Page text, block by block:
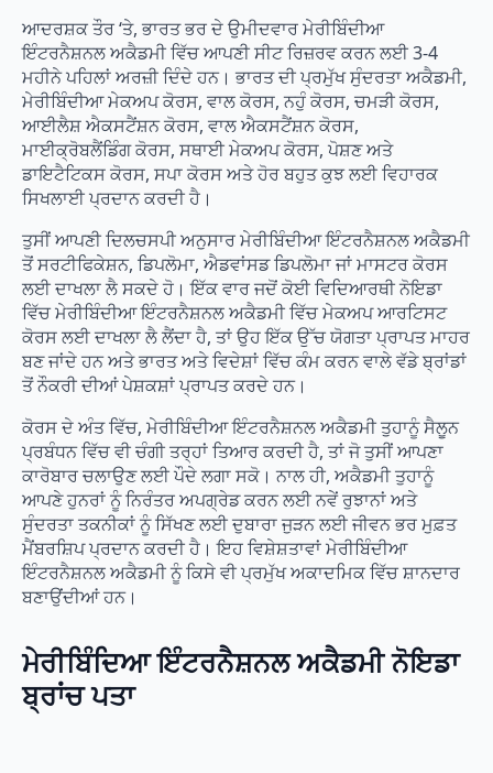
ਆਦਰਸ਼ਕ ਤੌਰ ‘ਤੇ, ਭਾਰਤ ਭਰ ਦੇ ਉਮੀਦਵਾਰ ਮੇਰੀਬਿੰਦੀਆ
ਇੰਟਰਨੈਸ਼ਨਲ ਅਕੈਡਮੀ ਵਿੱਚ ਆਪਣੀ ਸੀਟ ਰਿਜ਼ਰਵ ਕਰਨ ਲਈ 3-4
ਮਹੀਨੇ ਪਹਿਲਾਂ ਅਰਜ਼ੀ ਦਿੰਦੇ ਹਨ। ਭਾਰਤ ਦੀ ਪ੍ਰਮੁੱਖ ਸੁੰਦਰਤਾ ਅਕੈਡਮੀ,
ਮੇਰੀਬਿੰਦੀਆ ਮੇਕਅਪ ਕੋਰਸ, ਵਾਲ ਕੋਰਸ, ਨਹੁੰ ਕੋਰਸ, ਚਮੜੀ ਕੋਰਸ,
ਆਈਲੈਸ਼ ਐਕਸਟੈਂਸ਼ਨ ਕੋਰਸ, ਵਾਲ ਐਕਸਟੈਂਸ਼ਨ ਕੋਰਸ,
ਮਾਈਕ੍ਰੋਬਲੈਂਡਿੰਗ ਕੋਰਸ, ਸਥਾਈ ਮੇਕਅਪ ਕੋਰਸ, ਪੋਸ਼ਣ ਅਤੇ
ਡਾਇਟੈਟਿਕਸ ਕੋਰਸ, ਸਪਾ ਕੋਰਸ ਅਤੇ ਹੋਰ ਬਹੁਤ ਕੁਝ ਲਈ ਵਿਹਾਰਕ
ਸਿਖਲਾਈ ਪ੍ਰਦਾਨ ਕਰਦੀ ਹੈ।
ਤੁਸੀਂ ਆਪਣੀ ਦਿਲਚਸਪੀ ਅਨੁਸਾਰ ਮੇਰੀਬਿੰਦੀਆ ਇੰਟਰਨੈਸ਼ਨਲ ਅਕੈਡਮੀ
ਤੋਂ ਸਰਟੀਫਿਕੇਸ਼ਨ, ਡਿਪਲੋਮਾ, ਐਡਵਾਂਸਡ ਡਿਪਲੋਮਾ ਜਾਂ ਮਾਸਟਰ ਕੋਰਸ
ਲਈ ਦਾਖਲਾ ਲੈ ਸਕਦੇ ਹੋ। ਇੱਕ ਵਾਰ ਜਦੋਂ ਕੋਈ ਵਿਦਿਆਰਥੀ ਨੋਇਡਾ
ਵਿੱਚ ਮੇਰੀਬਿੰਦੀਆ ਇੰਟਰਨੈਸ਼ਨਲ ਅਕੈਡਮੀ ਵਿੱਚ ਮੇਕਅਪ ਆਰਟਿਸਟ
ਕੋਰਸ ਲਈ ਦਾਖਲਾ ਲੈ ਲੈਂਦਾ ਹੈ, ਤਾਂ ਉਹ ਇੱਕ ਉੱਚ ਯੋਗਤਾ ਪ੍ਰਾਪਤ ਮਾਹਰ
ਬਣ ਜਾਂਦੇ ਹਨ ਅਤੇ ਭਾਰਤ ਅਤੇ ਵਿਦੇਸ਼ਾਂ ਵਿੱਚ ਕੰਮ ਕਰਨ ਵਾਲੇ ਵੱਡੇ ਬ੍ਰਾਂਡਾਂ
ਤੋਂ ਨੌਕਰੀ ਦੀਆਂ ਪੇਸ਼ਕਸ਼ਾਂ ਪ੍ਰਾਪਤ ਕਰਦੇ ਹਨ।
ਕੋਰਸ ਦੇ ਅੰਤ ਵਿੱਚ, ਮੇਰੀਬਿੰਦੀਆ ਇੰਟਰਨੈਸ਼ਨਲ ਅਕੈਡਮੀ ਤੁਹਾਨੂੰ ਸੈਲੂਨ
ਪ੍ਰਬੰਧਨ ਵਿੱਚ ਵੀ ਚੰਗੀ ਤਰ੍ਹਾਂ ਤਿਆਰ ਕਰਦੀ ਹੈ, ਤਾਂ ਜੋ ਤੁਸੀਂ ਆਪਣਾ
ਕਾਰੋਬਾਰ ਚਲਾਉਣ ਲਈ ਪੌਦੇ ਲਗਾ ਸਕੋ। ਨਾਲ ਹੀ, ਅਕੈਡਮੀ ਤੁਹਾਨੂੰ
ਆਪਣੇ ਹੁਨਰਾਂ ਨੂੰ ਨਿਰੰਤਰ ਅਪਗ੍ਰੇਡ ਕਰਨ ਲਈ ਨਵੇਂ ਰੁਝਾਨਾਂ ਅਤੇ
ਸੁੰਦਰਤਾ ਤਕਨੀਕਾਂ ਨੂੰ ਸਿੱਖਣ ਲਈ ਦੁਬਾਰਾ ਜੁੜਨ ਲਈ ਜੀਵਨ ਭਰ ਮੁਫ਼ਤ
ਮੈਂਬਰਸ਼ਿਪ ਪ੍ਰਦਾਨ ਕਰਦੀ ਹੈ। ਇਹ ਵਿਸ਼ੇਸ਼ਤਾਵਾਂ ਮੇਰੀਬਿੰਦੀਆ
ਇੰਟਰਨੈਸ਼ਨਲ ਅਕੈਡਮੀ ਨੂੰ ਕਿਸੇ ਵੀ ਪ੍ਰਮੁੱਖ ਅਕਾਦਮਿਕ ਵਿੱਚ ਸ਼ਾਨਦਾਰ
ਬਣਾਉਂਦੀਆਂ ਹਨ।
ਮੇਰੀਬਿੰਦਿਆ ਇੰਟਰਨੈਸ਼ਨਲ ਅਕੈਡਮੀਨੋਇਡਾ
ਬ੍ਰਾਂਚ ਪਤਾ